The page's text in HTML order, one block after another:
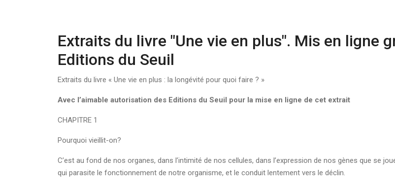
Extraits du livre "Une vie en plus". Mis en ligne
Editions du Seuil
Extraits du livre « Une vie en plus : la longévité pour quoi faire ? »
Avec l’aimable autorisation des Editions du Seuil pour la mise en ligne de cet extrait
CHAPITRE 1
Pourquoi vieillit-on?
C’est au fond de nos organes, dans l’intimité de nos cellules, dans l’expression de nos gènes que se
qui parasite le fonctionnement de notre organisme, et le conduit lentement vers le déclin.